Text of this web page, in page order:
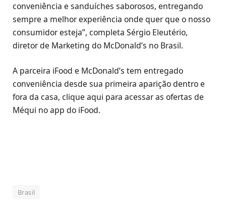
conveniência e sanduíches saborosos, entregando
sempre a melhor experiência onde quer que o nosso
consumidor esteja”, completa Sérgio Eleutério,
diretor de Marketing do McDonald’s no Brasil.
A parceira iFood e McDonald’s tem entregado
conveniência desde sua primeira aparição dentro e
fora da casa, clique aqui para acessar as ofertas de
Méqui no app do iFood.
Brasil